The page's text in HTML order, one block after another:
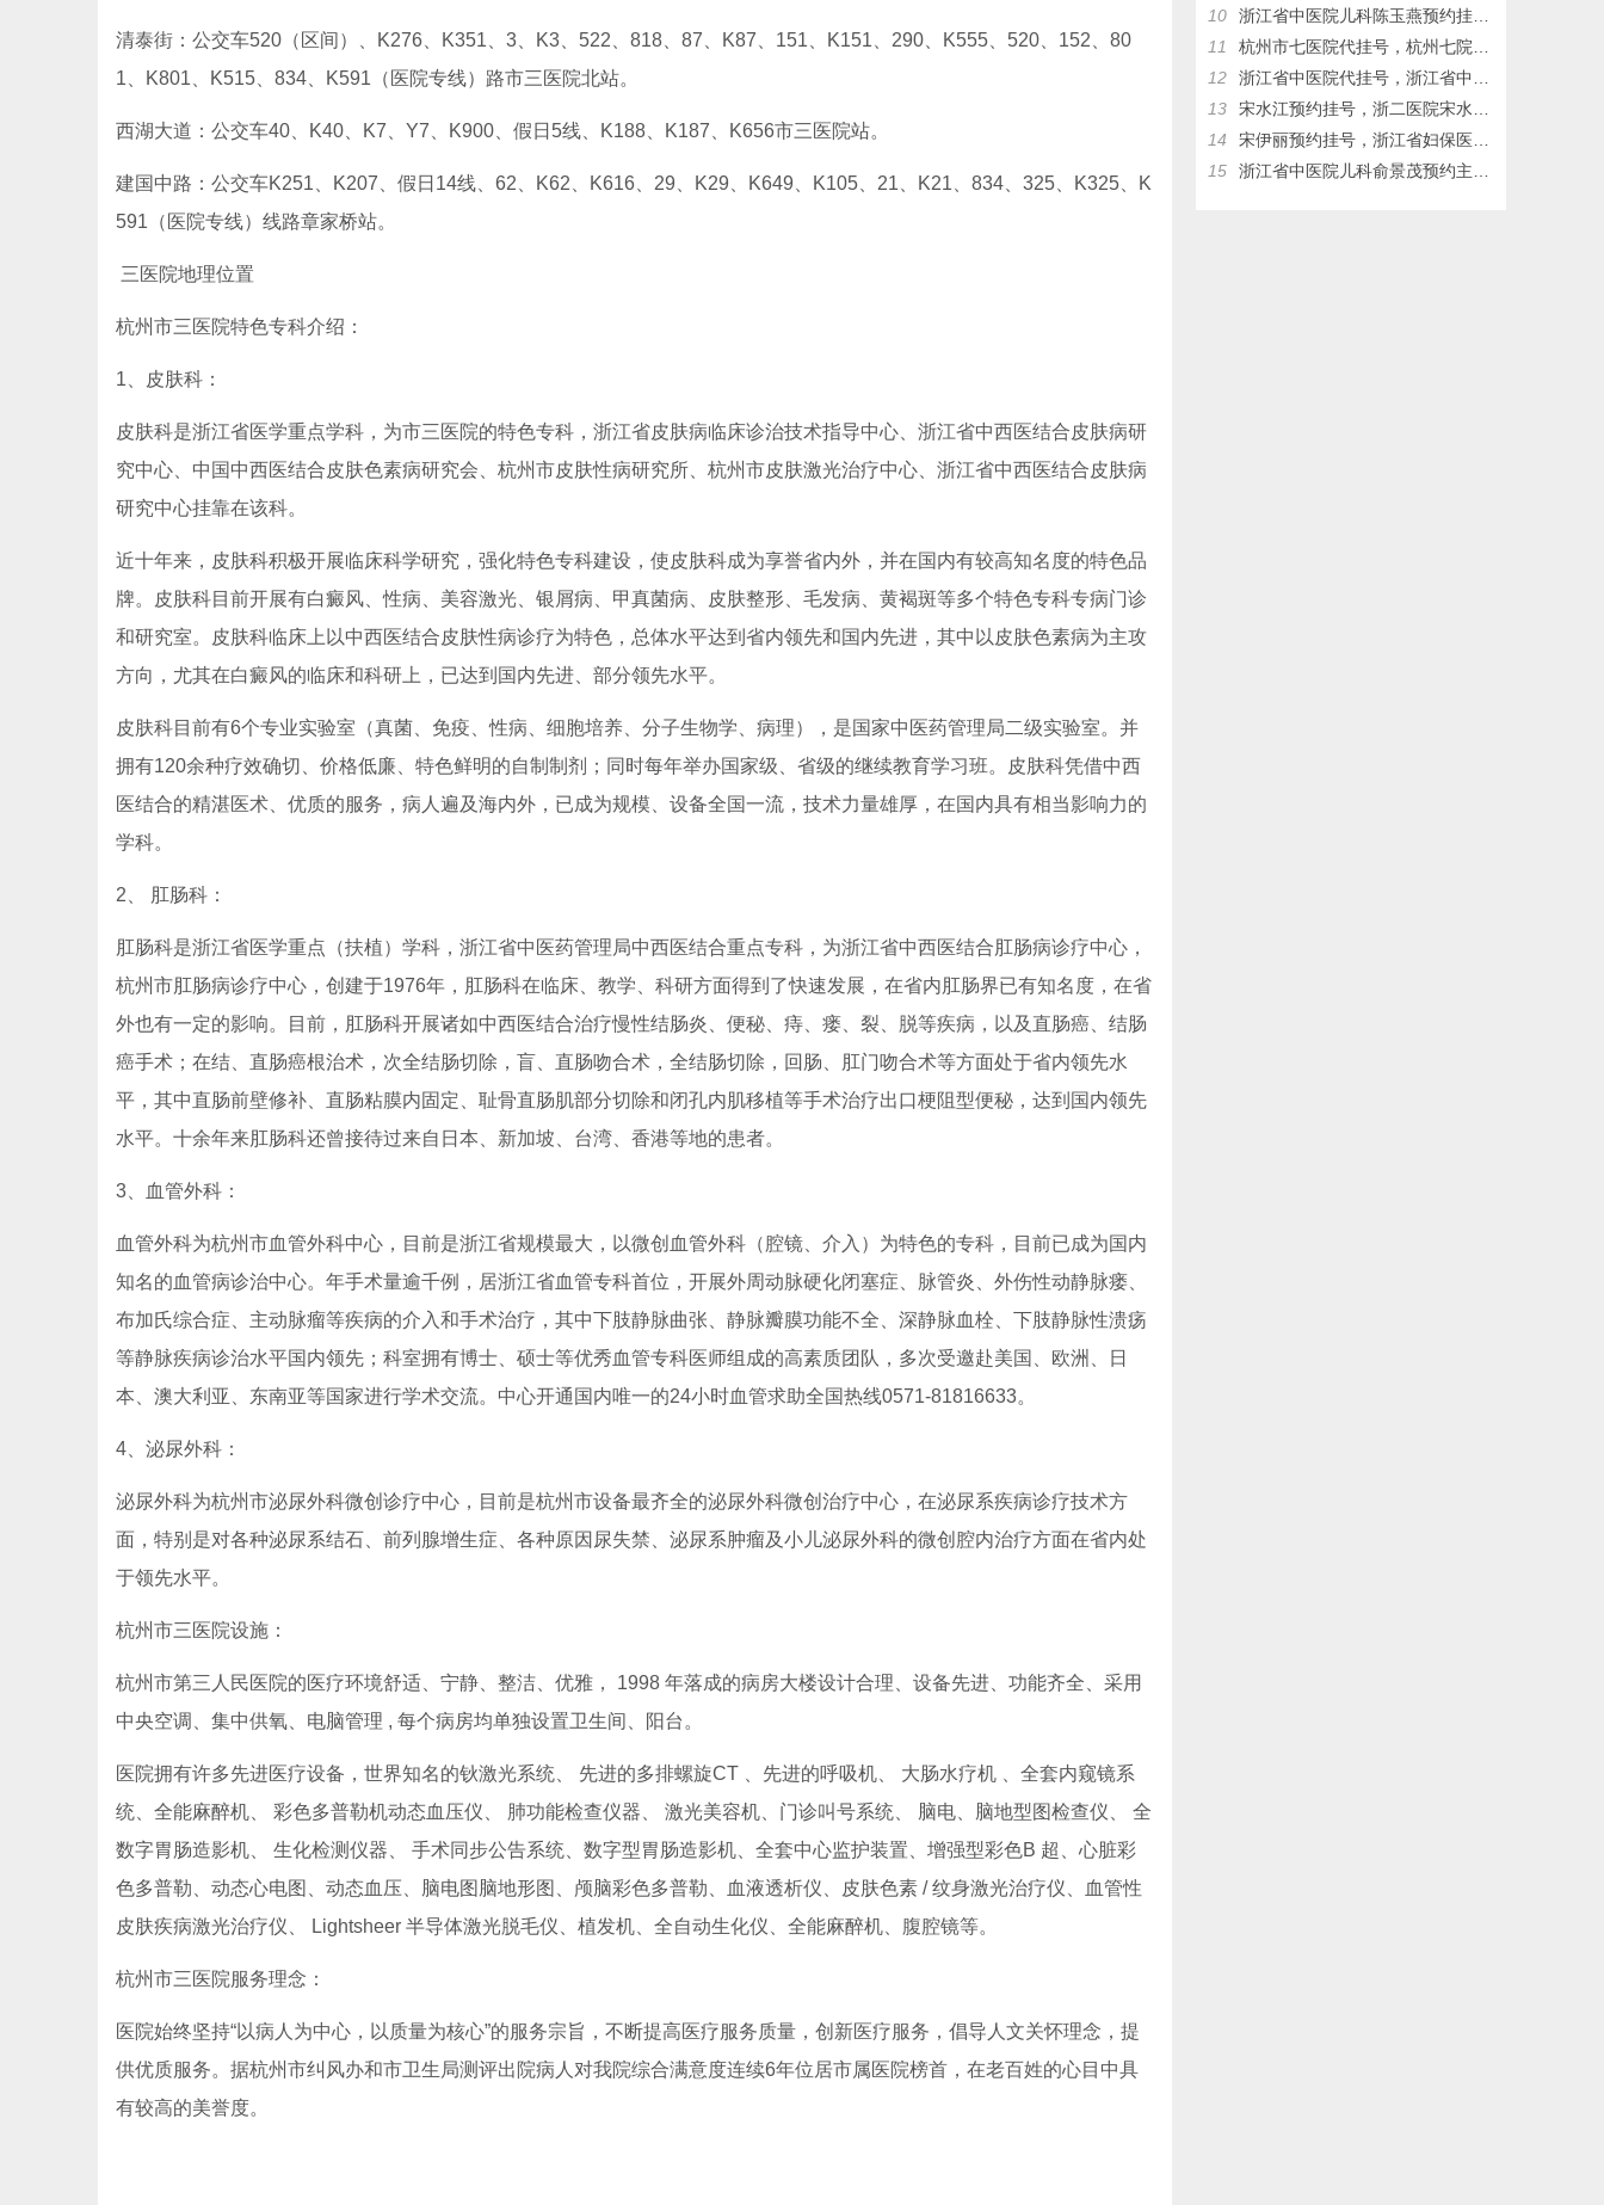
清泰街：公交车520（区间）、K276、K351、3、K3、522、818、87、K87、151、K151、290、K555、520、152、80
1、K801、K515、834、K591（医院专线）路市三医院北站。
西湖大道：公交车40、K40、K7、Y7、K900、假日5线、K188、K187、K656市三医院站。
建国中路：公交车K251、K207、假日14线、62、K62、K616、29、K29、K649、K105、21、K21、834、325、K325、K
591（医院专线）线路章家桥站。
三医院地理位置
杭州市三医院特色专科介绍：
1、皮肤科：
皮肤科是浙江省医学重点学科，为市三医院的特色专科，浙江省皮肤病临床诊治技术指导中心、浙江省中西医结合皮肤病研
究中心、中国中西医结合皮肤色素病研究会、杭州市皮肤性病研究所、杭州市皮肤激光治疗中心、浙江省中西医结合皮肤病
研究中心挂靠在该科。
近十年来，皮肤科积极开展临床科学研究，强化特色专科建设，使皮肤科成为享誉省内外，并在国内有较高知名度的特色品
牌。皮肤科目前开展有白癜风、性病、美容激光、银屑病、甲真菌病、皮肤整形、毛发病、黄褐斑等多个特色专科专病门诊
和研究室。皮肤科临床上以中西医结合皮肤性病诊疗为特色，总体水平达到省内领先和国内先进，其中以皮肤色素病为主攻
方向，尤其在白癜风的临床和科研上，已达到国内先进、部分领先水平。
皮肤科目前有6个专业实验室（真菌、免疫、性病、细胞培养、分子生物学、病理），是国家中医药管理局二级实验室。并
拥有120余种疗效确切、价格低廉、特色鲜明的自制制剂；同时每年举办国家级、省级的继续教育学习班。皮肤科凭借中西
医结合的精湛医术、优质的服务，病人遍及海内外，已成为规模、设备全国一流，技术力量雄厚，在国内具有相当影响力的
学科。
2、 肛肠科：
肛肠科是浙江省医学重点（扶植）学科，浙江省中医药管理局中西医结合重点专科，为浙江省中西医结合肛肠病诊疗中心，
杭州市肛肠病诊疗中心，创建于1976年，肛肠科在临床、教学、科研方面得到了快速发展，在省内肛肠界已有知名度，在省
外也有一定的影响。目前，肛肠科开展诸如中西医结合治疗慢性结肠炎、便秘、痔、瘘、裂、脱等疾病，以及直肠癌、结肠
癌手术；在结、直肠癌根治术，次全结肠切除，盲、直肠吻合术，全结肠切除，回肠、肛门吻合术等方面处于省内领先水
平，其中直肠前壁修补、直肠粘膜内固定、耻骨直肠肌部分切除和闭孔内肌移植等手术治疗出口梗阻型便秘，达到国内领先
水平。十余年来肛肠科还曾接待过来自日本、新加坡、台湾、香港等地的患者。
3、血管外科：
血管外科为杭州市血管外科中心，目前是浙江省规模最大，以微创血管外科（腔镜、介入）为特色的专科，目前已成为国内
知名的血管病诊治中心。年手术量逾千例，居浙江省血管专科首位，开展外周动脉硬化闭塞症、脉管炎、外伤性动静脉瘘、
布加氏综合症、主动脉瘤等疾病的介入和手术治疗，其中下肢静脉曲张、静脉瓣膜功能不全、深静脉血栓、下肢静脉性溃疡
等静脉疾病诊治水平国内领先；科室拥有博士、硕士等优秀血管专科医师组成的高素质团队，多次受邀赴美国、欧洲、日
本、澳大利亚、东南亚等国家进行学术交流。中心开通国内唯一的24小时血管求助全国热线0571-81816633。
4、泌尿外科：
泌尿外科为杭州市泌尿外科微创诊疗中心，目前是杭州市设备最齐全的泌尿外科微创治疗中心，在泌尿系疾病诊疗技术方
面，特别是对各种泌尿系结石、前列腺增生症、各种原因尿失禁、泌尿系肿瘤及小儿泌尿外科的微创腔内治疗方面在省内处
于领先水平。
杭州市三医院设施：
杭州市第三人民医院的医疗环境舒适、宁静、整洁、优雅， 1998 年落成的病房大楼设计合理、设备先进、功能齐全、采用
中央空调、集中供氧、电脑管理 , 每个病房均单独设置卫生间、阳台。
医院拥有许多先进医疗设备，世界知名的钬激光系统、 先进的多排螺旋CT 、先进的呼吸机、 大肠水疗机 、全套内窥镜系
统、全能麻醉机、 彩色多普勒机动态血压仪、 肺功能检查仪器、 激光美容机、门诊叫号系统、 脑电、脑地型图检查仪、 全
数字胃肠造影机、 生化检测仪器、 手术同步公告系统、数字型胃肠造影机、全套中心监护装置、增强型彩色B 超、心脏彩
色多普勒、动态心电图、动态血压、脑电图脑地形图、颅脑彩色多普勒、血液透析仪、皮肤色素 / 纹身激光治疗仪、血管性
皮肤疾病激光治疗仪、 Lightsheer 半导体激光脱毛仪、植发机、全自动生化仪、全能麻醉机、腹腔镜等。
杭州市三医院服务理念：
医院始终坚持“以病人为中心，以质量为核心”的服务宗旨，不断提高医疗服务质量，创新医疗服务，倡导人文关怀理念，提
供优质服务。据杭州市纠风办和市卫生局测评出院病人对我院综合满意度连续6年位居市属医院榜首，在老百姓的心目中具
有较高的美誉度。
10
浙江省中医院儿科陈玉燕预约挂号，陈玉燕擅长儿童自闭症
11
杭州市七医院代挂号，杭州七院儿童心理科周国岭网上预约挂号，周国岭门诊时间
12
浙江省中医院代挂号，浙江省中医院儿科俞景茂网上预约挂号，俞景茂门诊时间
13
宋水江预约挂号，浙二医院宋水江预约挂号，浙二医院代挂号
14
宋伊丽预约挂号，浙江省妇保医院宋伊丽网上挂号，浙江省妇保医院宋伊丽，浙江省妇保医院代挂号
15
浙江省中医院儿科俞景茂预约主任挂号热线17326083953